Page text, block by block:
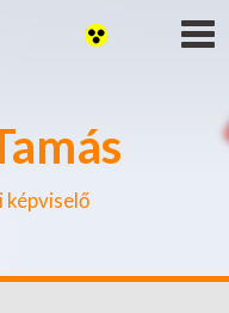
képviselő